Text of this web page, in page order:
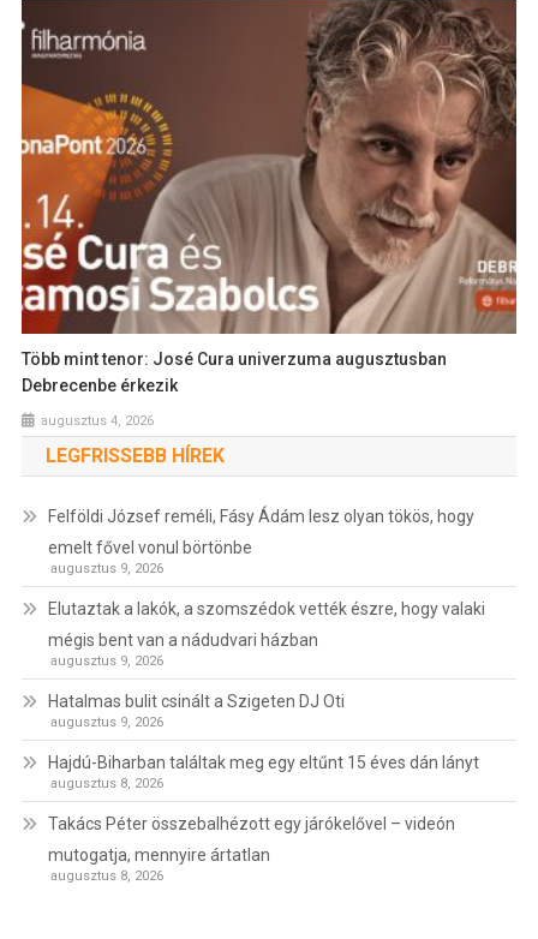
Több mint tenor: José Cura univerzuma augusztusban
Debrecenbe érkezik
augusztus 4, 2026
LEGFRISSEBB HÍREK
Felföldi József reméli, Fásy Ádám lesz olyan tökös, hogy
emelt fővel vonul börtönbe
augusztus 9, 2026
Elutaztak a lakók, a szomszédok vették észre, hogy valaki
mégis bent van a nádudvari házban
augusztus 9, 2026
Hatalmas bulit csinált a Szigeten DJ Oti
augusztus 9, 2026
Hajdú-Biharban találtak meg egy eltűnt 15 éves dán lányt
augusztus 8, 2026
Takács Péter összebalhézott egy járókelővel – videón
mutogatja, mennyire ártatlan
augusztus 8, 2026